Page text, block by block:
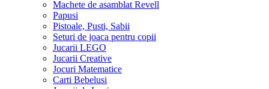
Machete de asamblat Revell
Papusi
Pistoale, Pusti, Sabii
Seturi de joaca pentru copii
Jucarii LEGO
Jucarii Creative
Jocuri Matematice
Carti Bebelusi